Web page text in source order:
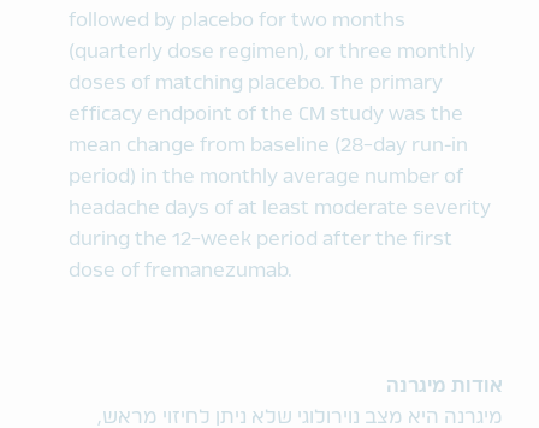
followed by placebo for two months
(quarterly dose regimen), or three monthly
doses of matching placebo. The primary
efficacy endpoint of the CM study was the
mean change from baseline (28-day run-in
period) in the monthly average number of
headache days of at least moderate severity
during the 12-week period after the first
dose of fremanezumab.
אודות מיגרנה
מיגרנה היא מצב נוירולוגי שלא ניתן לחיזוי מראש,